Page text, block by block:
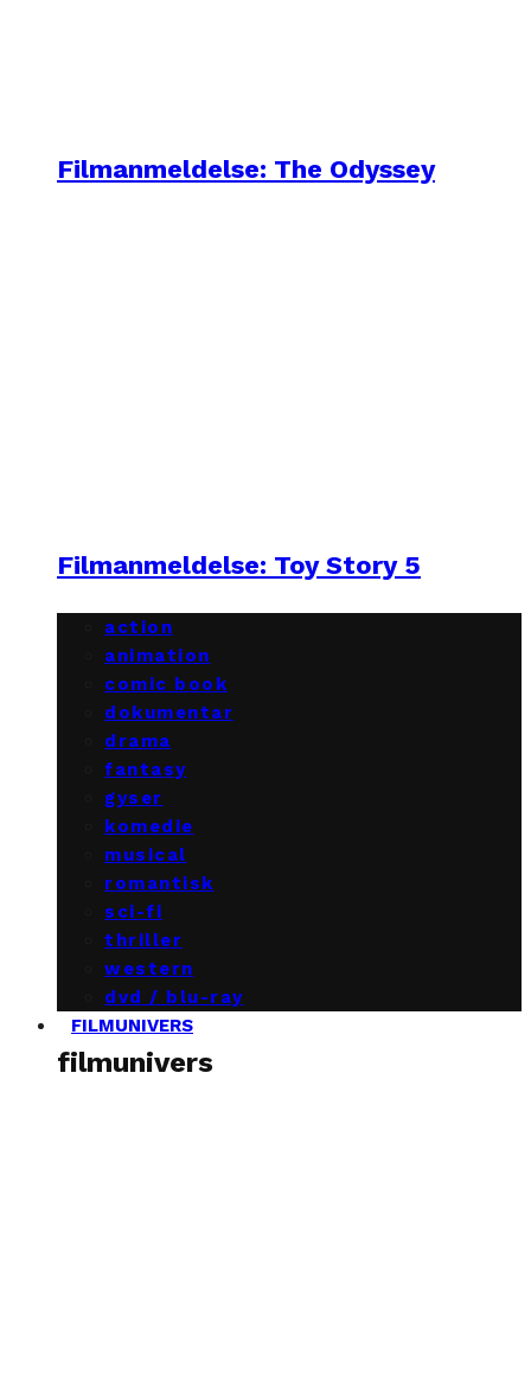
Filmanmeldelse: The Odyssey
Filmanmeldelse: Toy Story 5
action
animation
comic book
dokumentar
drama
fantasy
gyser
komedie
musical
romantisk
sci-fi
thriller
western
dvd / blu-ray
FILMUNIVERS
filmunivers